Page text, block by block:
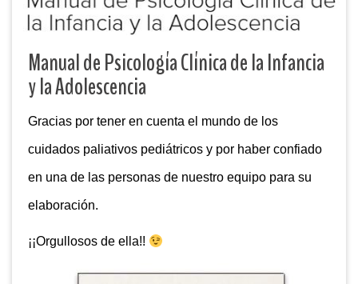
Manual de Psicología Clínica de la Infancia
y la Adolescencia
Gracias por tener en cuenta el mundo de los
cuidados paliativos pediátricos y por haber confiado
en una de las personas de nuestro equipo para su
elaboración.
¡¡Orgullosos de ella!!